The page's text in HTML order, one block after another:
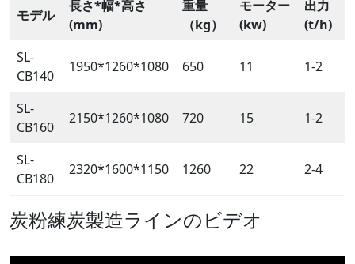
モデル
長さ*幅*高さ
(mm)
重量
（kg）
モーター
(kw)
出力
(t/h)
SL-
CB140
1950*1260*1080 650 11 1-2
SL-
CB160
2150*1260*1080 720 15 1-2
SL-
CB180
2320*1600*1150 1260 22 2-4
炭粉練炭製造ラインのビデオ